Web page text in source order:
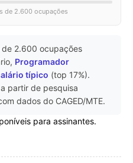
de 2.600 ocupações
de 2.600 ocupações
Programador
típico (top 17%).
partir de pesquisa
dados do CAGED/MTE.
para assinantes.